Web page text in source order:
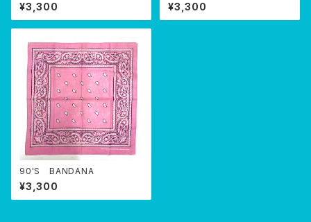
¥3,300 ¥3,300
90'S BANDANA
¥3,300